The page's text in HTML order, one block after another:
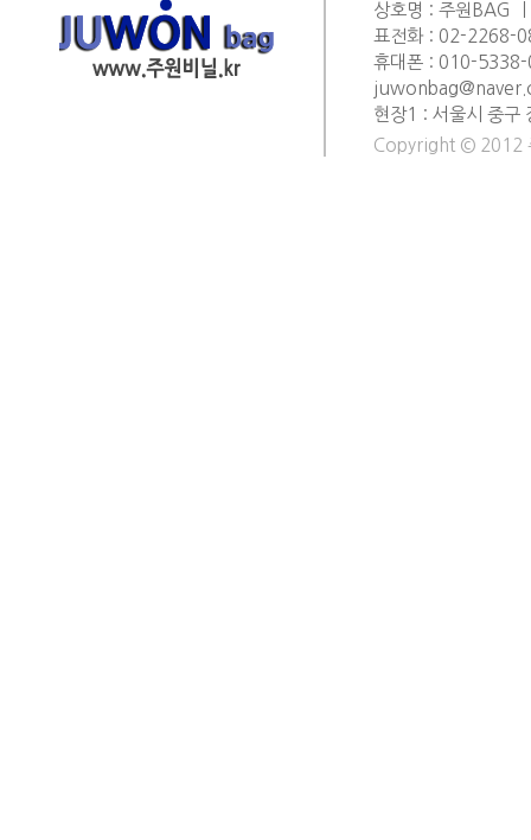
상호명 : 주원BAG
표전화 : 02-2268-
휴대폰 : 010-
현장1 : 서울시 중
Copyright © 2012